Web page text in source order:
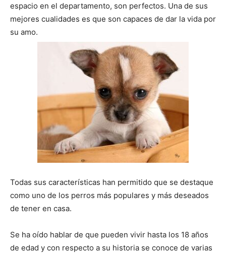
de
Perros
–
Fotos
Cachorros
espacio en el departamento, son perfectos. Una de sus
mejores cualidades es que son capaces de dar la vida por
su amo.
Todas sus características han permitido que se destaque
como uno de los perros más populares y más deseados
de tener en casa.
Se ha oído hablar de que pueden vivir hasta los 18 años
de edad y con respecto a su historia se conoce de varias